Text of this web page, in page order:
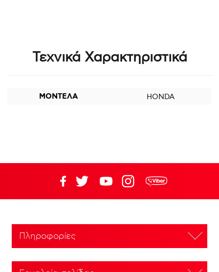
Τεχνικά Χαρακτηριστικά
ΜΟΝΤΕΛΑ HONDA
Πληροφορίες